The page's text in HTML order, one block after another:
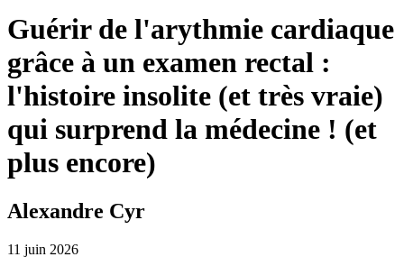
Guérir de l'arythmie cardiaque
grâce à un examen rectal :
l'histoire insolite (et très vraie)
qui surprend la médecine ! (et
plus encore)
Alexandre Cyr
11 juin 2026